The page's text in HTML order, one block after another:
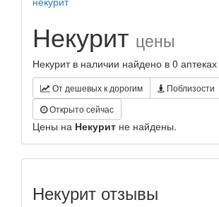
Некурит цены
Некурит в наличии найдено в 0 аптеках
От дешевых к дорогим
Поблизости
Открыто сейчас
Цены на Некурит не найдены.
Некурит отзывы